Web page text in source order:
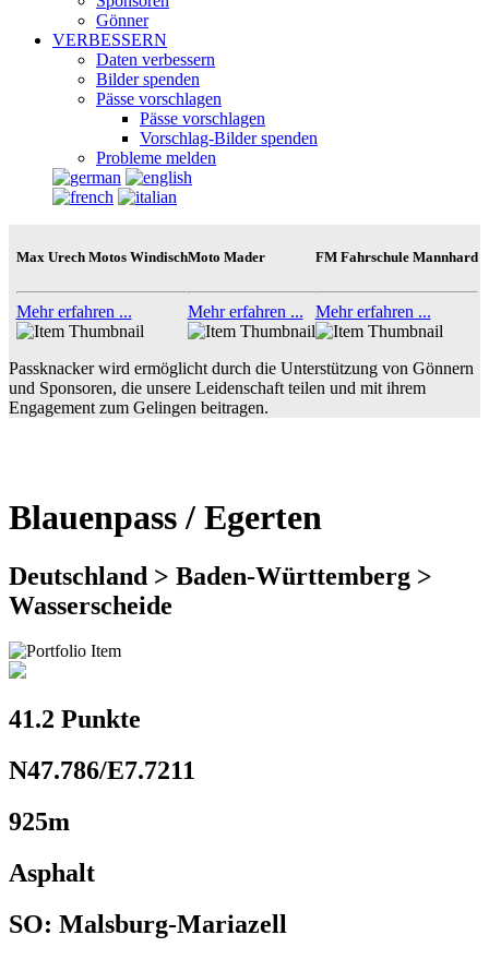
Gönner
VERBESSERN
Daten verbessern
Bilder spenden
Pässe vorschlagen
Pässe vorschlagen
Vorschlag-Bilder spenden
Probleme melden
Max Urech Motos Windisch
Mehr erfahren ...
Moto Mader
Mehr erfahren ...
FM Fahrschule Mannhard
Mehr erfahren ...
Passknacker wird ermöglicht durch die Unterstützung von Gönnern
und Sponsoren, die unsere Leidenschaft teilen und mit ihrem
Engagement zum Gelingen beitragen.
Blauenpass / Egerten
Deutschland > Baden-Württemberg >
Wasserscheide
41.2 Punkte
N47.786/E7.7211
925m
Asphalt
SO: Malsburg-Mariazell